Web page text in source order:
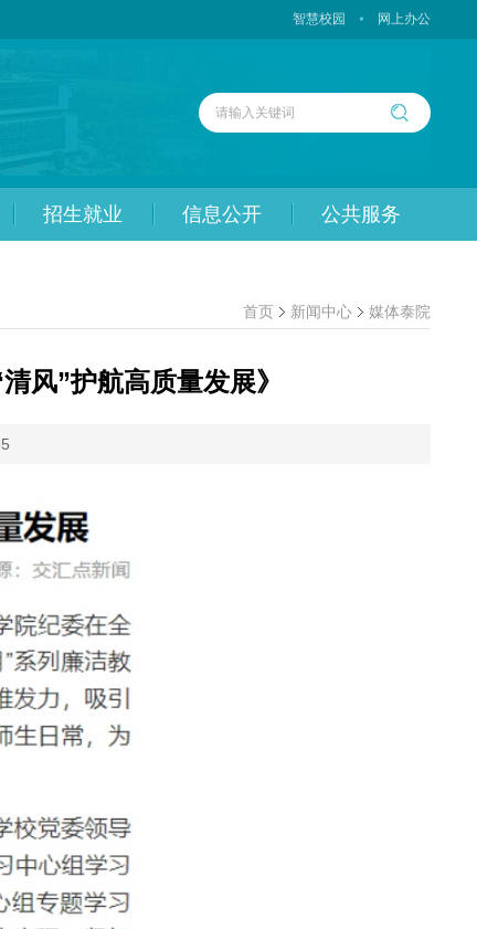
智慧校园 网上办公
招生就业 信息公开 公共服务
首页 新闻中心 媒体泰院
风”护航高质量发展》